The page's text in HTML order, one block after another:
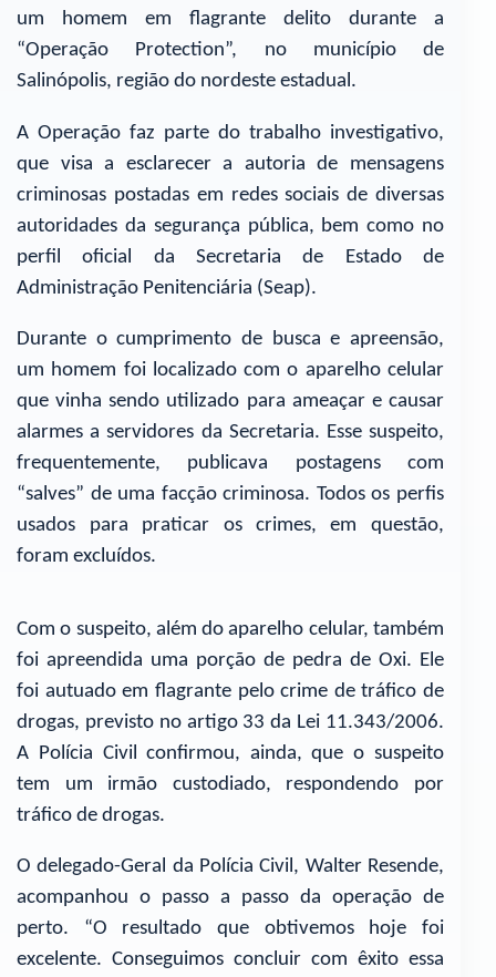
um homem em flagrante delito durante a
“Operação Protection”, no município de
Salinópolis, região do nordeste estadual.
A Operação faz parte do trabalho investigativo,
que visa a esclarecer a autoria de mensagens
criminosas postadas em redes sociais de diversas
autoridades da segurança pública, bem como no
perfil oficial da Secretaria de Estado de
Administração Penitenciária (Seap).
Durante o cumprimento de busca e apreensão,
um homem foi localizado com o aparelho celular
que vinha sendo utilizado para ameaçar e causar
alarmes a servidores da Secretaria. Esse suspeito,
frequentemente, publicava postagens com
“salves” de uma facção criminosa. Todos os perfis
usados para praticar os crimes, em questão,
foram excluídos.
Com o suspeito, além do aparelho celular, também
foi apreendida uma porção de pedra de Oxi. Ele
foi autuado em flagrante pelo crime de tráfico de
drogas, previsto no artigo 33 da Lei 11.343/2006.
A Polícia Civil confirmou, ainda, que o suspeito
tem um irmão custodiado, respondendo por
tráfico de drogas.
O delegado-Geral da Polícia Civil, Walter Resende,
acompanhou o passo a passo da operação de
perto. “O resultado que obtivemos hoje foi
excelente. Conseguimos concluir com êxito essa